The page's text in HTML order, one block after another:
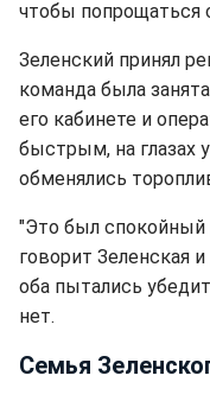
чтобы попрощаться
Зеленский принял
команда была
его кабинете и
быстрым, на глазах
обменялись
"Это был спокойный
говорит Зеленская
оба пытались
нет.
Семья